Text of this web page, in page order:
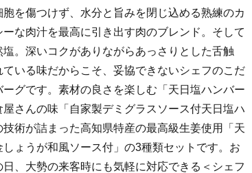
胞を傷つけず、水分と旨みを閉じ込める熟練のカ
な肉汁を最高に引き出す肉のブレンド。そして
。深いコクがありながらあっさりとした舌触
ている味だからこそ、妥協できないシェフのこだ
グです。素材の良さを楽しむ「天日塩ハンバー
さんの味「自家製デミグラスソース付天日塩ハ
術が詰まった高知県特産の最高級生姜使用「天
ょうが和風ソース付」の3種類セットです。お
、大勢の来客時にも気軽に対応できる＜シェフ